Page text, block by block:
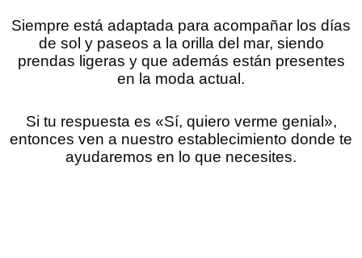
Siempre está adaptada para acompañar los días
de sol y paseos a la orilla del mar, siendo
prendas ligeras y que además están presentes
en la moda actual.
Si tu respuesta es «Sí, quiero verme genial»,
entonces ven a nuestro establecimiento donde te
ayudaremos en lo que necesites.